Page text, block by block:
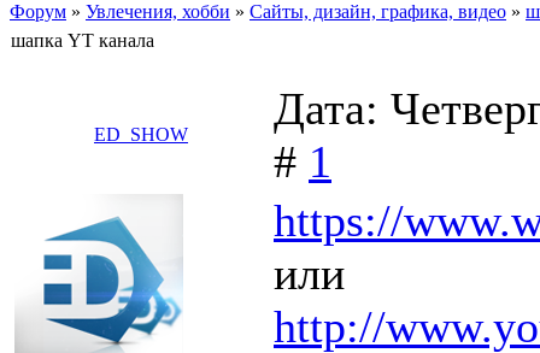
Форум » Увлечения, хобби » Сайты, дизайн, графика, видео »
шапка YT канала
ED_SHOW
Дата:
# 1
https://
или
http://